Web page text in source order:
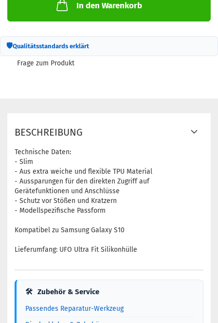
In den Warenkorb
🛡Qualitätsstandards erklärt
Frage zum Produkt
BESCHREIBUNG
Technische Daten:
- Slim
- Aus extra weiche und flexible TPU Material
- Aussparungen für den direkten Zugriff auf
Gerätefunktionen und Anschlüsse
- Schutz vor Stößen und Kratzern
- Modellspezifische Passform
Kompatibel zu Samsung Galaxy S10
Lieferumfang: UFO Ultra Fit Silikonhülle
🛠 Zubehör & Service
Passendes Reparatur-Werkzeug